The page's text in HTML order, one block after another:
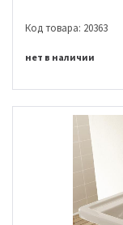
Код товара: 20363
нет в наличии